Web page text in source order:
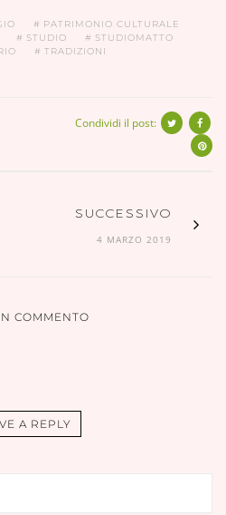
PATRIMONIO CULTURALE
STUDIO
STUDIOMATTO
TRADIZIONI
Condividi il post:
SUCCESSIVO
4 MARZO 2019
COMMENTO
A REPLY